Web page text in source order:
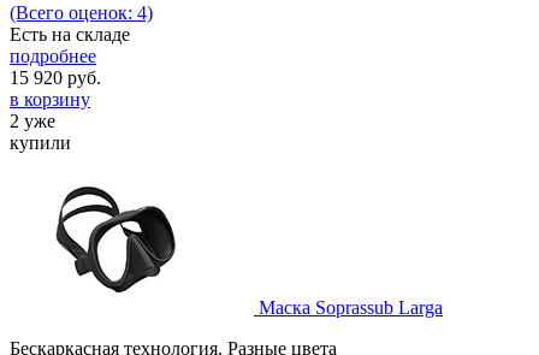
(Всего оценок: 4)
Есть на складе
подробнее
15 920 руб.
в корзину
2 уже
купили
Маска Soprassub Larga
Бескаркасная технология. Разные цвета